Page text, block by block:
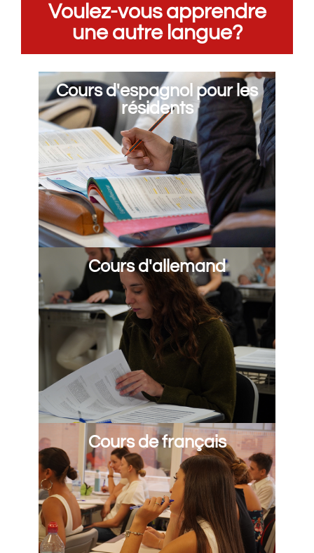
Voulez-vous apprendre
une autre langue?
Cours d'espagnol pour les
résidents
Cours d'allemand
Cours de français